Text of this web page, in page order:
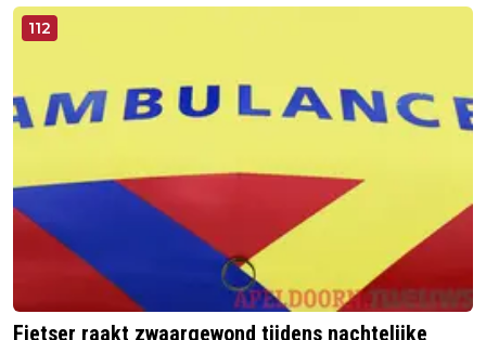
112
Fietser raakt zwaargewond tijdens nachtelijke